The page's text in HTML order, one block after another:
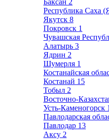
Баксан 2
Республика Саха
Якутск 8
Покровск 1
Чувашская
Алатырь 3
Ядрин 2
Шумерля 1
Костанайская
Костанай 15
Тобыл 2
Восточно-
Усть-Каменогорск
Павлодарская
Павлодар 13
Аксу 2